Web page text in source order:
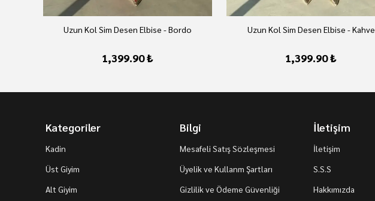
Uzun Kol Sim Desen Elbise - Bordo
1,399.90 ₺
Uzun Kol Sim Desen Elbise - Kahve
1,399.90 ₺
Kategoriler
Kadin
Üst Giyim
Alt Giyim
Bilgi
Mesafeli Satış Sözleşmesi
Üyelik ve Kullanm Şartları
Gizlilik ve Ödeme Güvenliği
İletişim
İletişim
S.S.S
Hakkımızda